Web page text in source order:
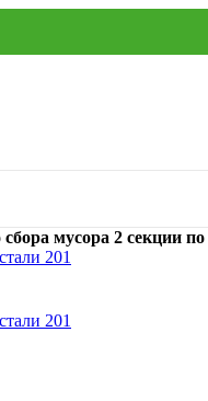
мусора 2 секции